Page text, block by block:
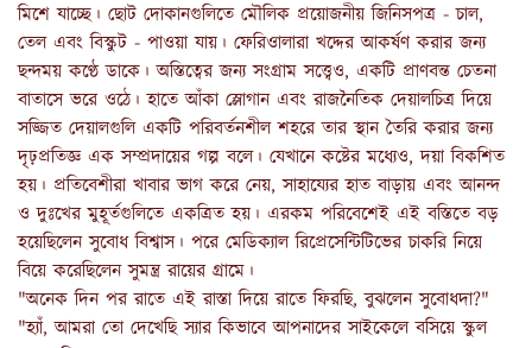
মিশে যাচ্ছে। ছোট দোকানগুলিতে মৌলিক প্রয়োজনীয় জিনিসপত্র - চাল,
তেল এবং বিস্কুট - পাওয়া যায়। ফেরিওালারা খদ্দের আকর্ষণ করার জন্য
ছন্দময় কণ্ঠে ডাকে। অস্তিত্বের জন্য সংগ্রাম সত্ত্বেও, একটি প্রাণবন্ত চেতনা
বাতাসে ভরে ওঠে। হাতে আঁকা স্লোগান এবং রাজনৈতিক দেয়ালচিত্র দিয়ে
সজ্জিত দেয়ালগুলি একটি পরিবর্তনশীল শহরে তার স্থান তৈরি করার জন্য
দৃঢ়প্রতিজ্ঞ এক সম্প্রদায়ের গল্প বলে। যেখানে কষ্টের মধ্যেও, দয়া বিকশিত
হয়। প্রতিবেশীরা খাবার ভাগ করে নেয়, সাহায্যের হাত বাড়ায় এবং আনন্দ
ও দুঃখের মুহূর্তগুলিতে একত্রিত হয়। এরকম পরিবেশেই এই বস্তিতে বড়
হয়েছিলেন সুবোধ বিশ্বাস। পরে মেডিক্যাল রিপ্রেসেন্টিটিভের চাকরি নিয়ে
বিয়ে করেছিলেন সুমন্ত্র রায়ের গ্রামে।
"অনেক দিন পর রাতে এই রাস্তা দিয়ে রাতে ফিরছি, বুঝলেন সুবোধদা?"
"হ্যাঁ, আমরা তো দেখেছি স্যার কিভাবে আপনাদের সাইকেলে বসিয়ে স্কুল